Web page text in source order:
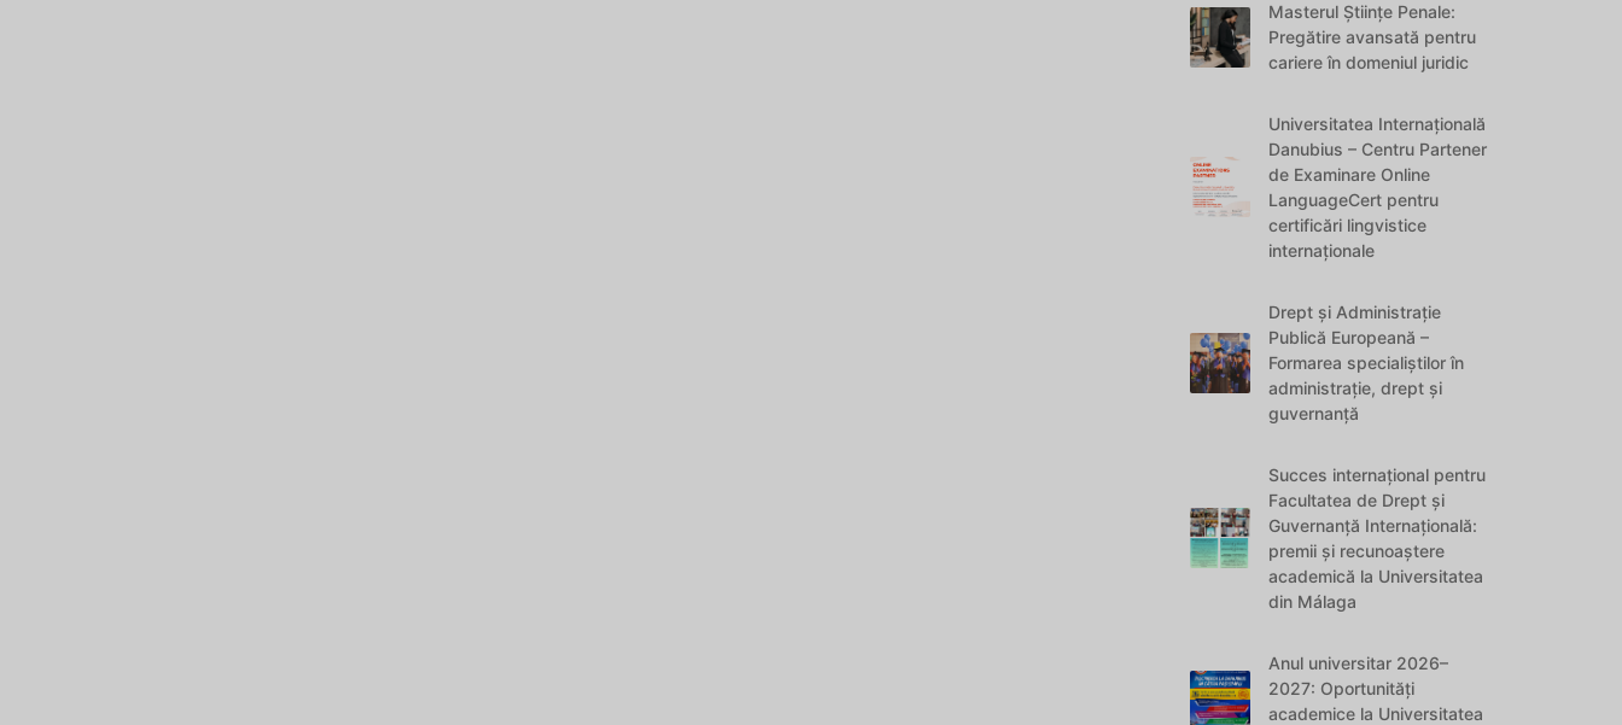
Masterul Științe Penale:
Pregătire avansată pentru
cariere în domeniul juridic
Universitatea Internațională
Danubius – Centru Partener
de Examinare Online
LanguageCert pentru
certificări lingvistice
internaționale
Drept și Administrație
Publică Europeană –
Formarea specialiștilor în
administrație, drept și
guvernanță
Succes internațional pentru
Facultatea de Drept și
Guvernanță Internațională:
premii și recunoaștere
academică la Universitatea
din Málaga
Anul universitar 2026–
2027: Oportunități
academice la Universitatea